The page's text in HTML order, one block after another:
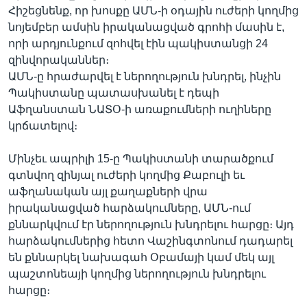
Հիշեցնենք, որ խոսքը ԱՄՆ-ի օդային ուժերի կողմից
նոյեմբեր ամսին իրականացված գրոհի մասին է,
որի արդյունքում զոհվել էին պակիստանցի 24
զինվորականներ։
ԱՄՆ-ը հրաժարվել է ներողություն խնդրել, ինչին
Պակիստանը պատասխանել է դեպի
Աֆղանստան ՆԱՏՕ-ի առաքումների ուղիները
կրճատելով։
Մինչեւ ապրիլի 15-ը Պակիստանի տարածքում
գտնվող զինյալ ուժերի կողմից Քաբուլի եւ
աֆղանական այլ քաղաքների վրա
իրականացված հարձակումները, ԱՄՆ-ում
քննարկվում էր ներողություն խնդրելու հարցը։ Այդ
հարձակումներից հետո Վաշինգտոնում դադարել
են քննարկել նախագահ Օբամայի կամ մեկ այլ
պաշտոնեայի կողմից ներողություն խնդրելու
հարցը։